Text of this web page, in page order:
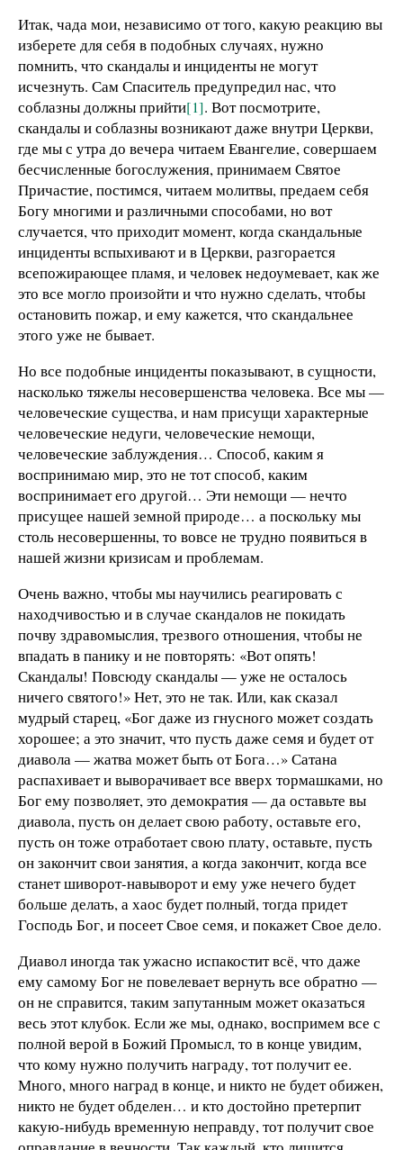
Итак, чада мои, независимо от того, какую реакцию вы
изберете для себя в подобных случаях, нужно
помнить, что скандалы и инциденты не могут
исчезнуть. Сам Спаситель предупредил нас, что
соблазны должны прийти[1]. Вот посмотрите,
скандалы и соблазны возникают даже внутри Церкви,
где мы с утра до вечера читаем Евангелие, совершаем
бесчисленные богослужения, принимаем Святое
Причастие, постимся, читаем молитвы, предаем себя
Богу многими и различными способами, но вот
случается, что приходит момент, когда скандальные
инциденты вспыхивают и в Церкви, разгорается
всепожирающее пламя, и человек недоумевает, как же
это все могло произойти и что нужно сделать, чтобы
остановить пожар, и ему кажется, что скандальнее
этого уже не бывает.
Но все подобные инциденты показывают, в сущности,
насколько тяжелы несовершенства человека. Все мы —
человеческие существа, и нам присущи характерные
человеческие недуги, человеческие немощи,
человеческие заблуждения… Способ, каким я
воспринимаю мир, это не тот способ, каким
воспринимает его другой… Эти немощи — нечто
присущее нашей земной природе… а поскольку мы
столь несовершенны, то вовсе не трудно появиться в
нашей жизни кризисам и проблемам.
Очень важно, чтобы мы научились реагировать с
находчивостью и в случае скандалов не покидать
почву здравомыслия, трезвого отношения, чтобы не
впадать в панику и не повторять: «Вот опять!
Скандалы! Повсюду скандалы — уже не осталось
ничего святого!» Нет, это не так. Или, как сказал
мудрый старец, «Бог даже из гнусного может создать
хорошее; а это значит, что пусть даже семя и будет от
диавола — жатва может быть от Бога…» Сатана
распахивает и выворачивает все вверх тормашками, но
Бог ему позволяет, это демократия — да оставьте вы
диавола, пусть он делает свою работу, оставьте его,
пусть он тоже отработает свою плату, оставьте, пусть
он закончит свои занятия, а когда закончит, когда все
станет шиворот-навыворот и ему уже нечего будет
больше делать, а хаос будет полный, тогда придет
Господь Бог, и посеет Свое семя, и покажет Свое дело.
Диавол иногда так ужасно испакостит всё, что даже
ему самому Бог не повелевает вернуть все обратно —
он не справится, таким запутанным может оказаться
весь этот клубок. Если же мы, однако, воспримем все с
полной верой в Божий Промысл, то в конце увидим,
что кому нужно получить награду, тот получит ее.
Много, много наград в конце, и никто не будет обижен,
никто не будет обделен… и кто достойно претерпит
какую-нибудь временную неправду, тот получит свое